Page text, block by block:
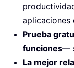
aplicaciones
Prueba
funciones—
La mejor